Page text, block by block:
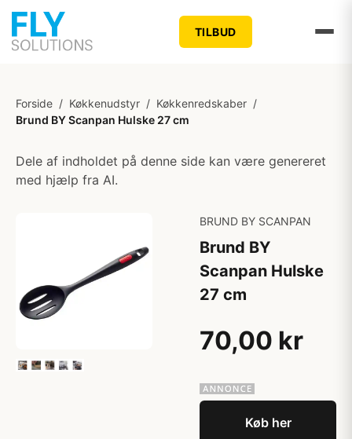
TILBUD
Forside / Køkkenudstyr / Køkkenredskaber /
Brund BY Scanpan Hulske 27 cm
Dele af indholdet på denne side kan være genereret
med hjælp fra AI.
BRUND BY SCANPAN
Brund BY
Scanpan Hulske
27 cm
70,00 kr
Køb her